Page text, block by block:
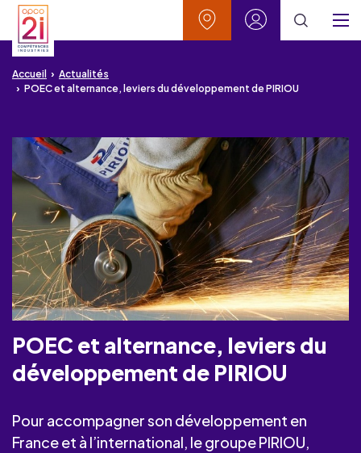
Aller au contenu
Aller à la recherche
Aller au menu
Aller au pied de page
Accueil
Actualités
POEC et alternance, leviers du développement de PIRIOU
POEC et alternance, leviers du
développement de PIRIOU
Pour accompagner son développement en
France et à l’international, le groupe PIRIOU,